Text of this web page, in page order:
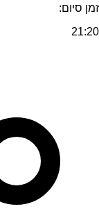
זמן סיום:
21:20